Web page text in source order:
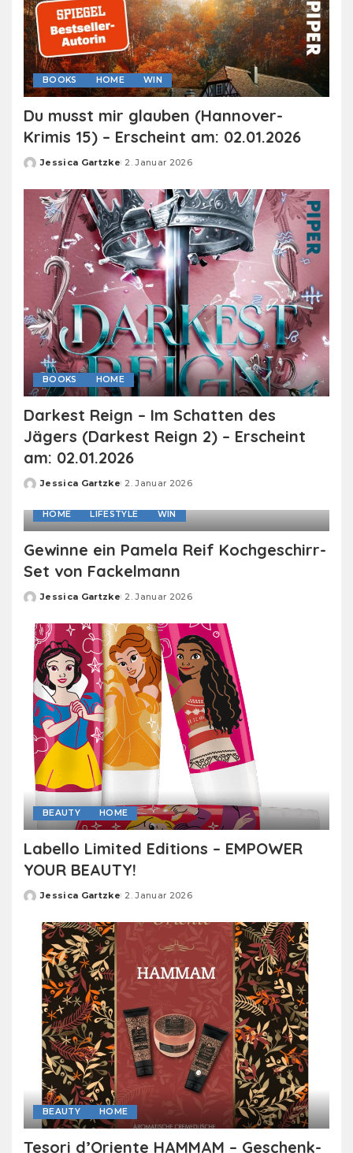
BOOKS HOME WIN
Du musst mir glauben (Hannover-
Krimis 15) – Erscheint am: 02.01.2026
Posted
Jessica Gartzke 2. Januar 2026
BOOKS HOME
Darkest Reign – Im Schatten des
Jägers (Darkest Reign 2) – Erscheint
am: 02.01.2026
Posted
Jessica Gartzke 2. Januar 2026
HOME LIFESTYLE WIN
Gewinne ein Pamela Reif Kochgeschirr-
Set von Fackelmann
Posted
Jessica Gartzke 2. Januar 2026
BEAUTY HOME
Labello Limited Editions – EMPOWER
YOUR BEAUTY!
Posted
Jessica Gartzke 2. Januar 2026
BEAUTY HOME
Tesori d’Oriente HAMMAM – Geschenk-